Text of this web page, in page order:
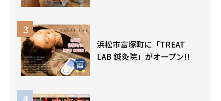
浜松市富塚町に「TREAT
LAB 鍼灸院」がオープン!!